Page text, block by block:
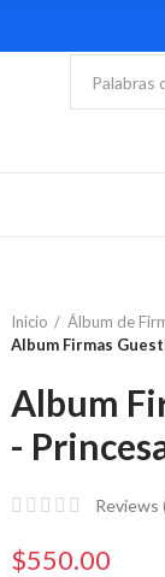
Inicio Álbum de
Album Firmas
Album
-
Reviews
$550.00